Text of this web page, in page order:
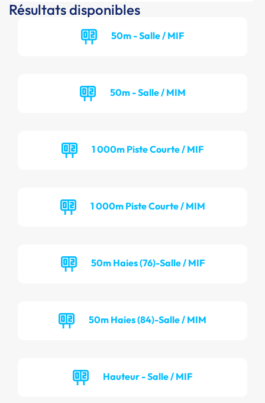
Résultats disponibles
50m - Salle / MIF
50m - Salle / MIM
1 000m Piste Courte / MIF
1 000m Piste Courte / MIM
50m Haies (76)-Salle / MIF
50m Haies (84)-Salle / MIM
Hauteur - Salle / MIF